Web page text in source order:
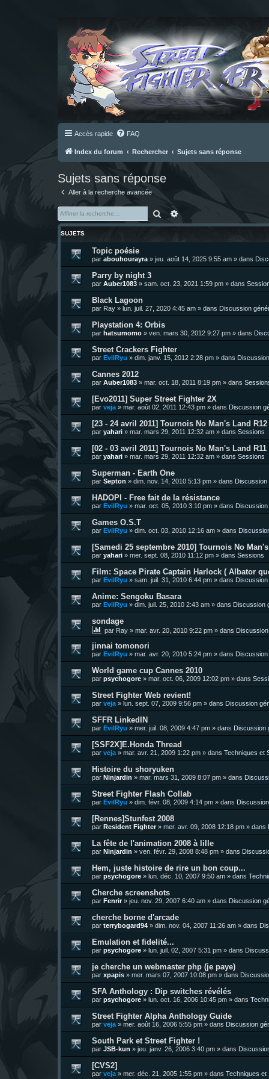
Accès rapide FAQ
Index du forum Rechercher Sujets sans réponse
Sujets sans réponse
Aller à la recherche avancée
Rechercher
Recherche avancée
SUJETS
Topic poésie
par abouhourayra » jeu. août 14, 2025 9:55 am » dans
Parry by night 3
par Auber1083 » sam. oct. 23, 2021 1:59 pm » dans
Black Lagoon
par Ray » lun. juil. 27, 2020 4:45 am » dans Discussion
Playstation 4: Orbis
par hatsumomo » ven. mars 30, 2012 9:27 pm » dans
Street Crackers Fighter
par EvilRyu » dim. janv. 15, 2012 2:28 pm » dans
Cannes 2012
par Auber1083 » mar. oct. 18, 2011 8:19 pm » dans
[Evo2011] Super Street Fighter 2X
par veja » mar. août 02, 2011 12:43 pm » dans Discussion
[23 - 24 avril 2011] Tournois No Man's Land
par yahari » mar. mars 29, 2011 12:32 am » dans Sessions
[02 - 03 avril 2011] Tournois No Man's Land
par yahari » mar. mars 29, 2011 12:32 am » dans Sessions
Superman - Earth One
par Septon » dim. nov. 14, 2010 5:13 pm » dans Discussion
HADOPI - Free fait de la résistance
par EvilRyu » mar. oct. 05, 2010 3:10 pm » dans
Games O.S.T
par EvilRyu » dim. oct. 03, 2010 12:16 am » dans
[Samedi 25 septembre 2010] Tournois No
par yahari » mer. sept. 08, 2010 11:12 pm » dans Sessions
Film: Space Pirate Captain Harlock ( Albator
par EvilRyu » sam. juil. 31, 2010 6:44 pm » dans
Anime: Sengoku Basara
par EvilRyu » dim. juil. 25, 2010 2:43 am » dans Discussion
sondage
par Ray » mar. avr. 20, 2010 9:22 pm » dans
jinnai tomonori
par EvilRyu » mar. avr. 20, 2010 5:24 pm » dans
World game cup Cannes 2010
par psychogore » mar. oct. 06, 2009 12:02 pm » dans
Street Fighter Web revient!
par veja » lun. sept. 07, 2009 9:56 pm » dans Discussion
SFFR LinkedIN
par EvilRyu » mer. juil. 08, 2009 4:47 pm » dans Discussion
[SSF2X]E.Honda Thread
par veja » mar. avr. 21, 2009 1:22 pm » dans Techniques et
Histoire du shoryuken
par Ninjardin » mar. mars 31, 2009 8:07 pm » dans
Street Fighter Flash Collab
par EvilRyu » dim. févr. 08, 2009 4:14 pm » dans
[Rennes]Stunfest 2008
par Resident Fighter» mer. avr. 09, 2008 12:18 pm » dans
La fête de l'animation 2008 à lille
par Ninjardin » ven. févr. 29, 2008 8:48 pm » dans
Hem, juste histoire de rire un bon coup...
par psychogore » lun. déc. 10, 2007 9:50 am » dans
Cherche screenshots
par Fenrir» jeu. nov. 29, 2007 6:40 am » dans Discussion
cherche borne d'arcade
par terrybogard94 » dim. nov. 04, 2007 11:26 am » dans
Emulation et fidelité...
par psychogore » lun. juil. 02, 2007 5:31 pm » dans
je cherche un webmaster php (je paye)
par xpapis » mer. mars 07, 2007 10:08 pm » dans
SFA Anthology : Dip switches révélés
par psychogore » lun. oct. 16, 2006 10:45 pm » dans
Street Fighter Alpha Anthology Guide
par veja » mer. août 16, 2006 5:55 pm » dans Discussion
South Park et Street Fighter !
par JSB-kun » jeu. janv. 26, 2006 3:40 pm » dans
[CVS2]
par veja » mer. déc. 21, 2005 1:55 pm » dans Techniques et